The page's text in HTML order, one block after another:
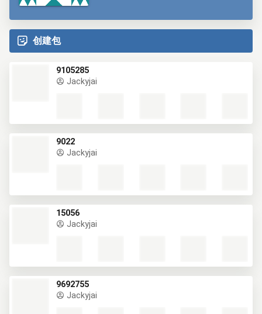
创建包
9105285
Jackyjai
9022
Jackyjai
15056
Jackyjai
9692755
Jackyjai